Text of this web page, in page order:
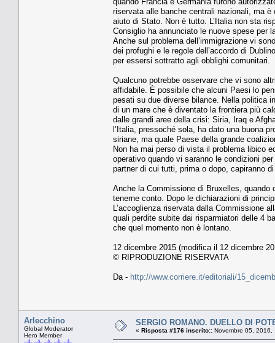
riservata alle banche centrali nazionali, ma
aiuto di Stato. Non è tutto. L’Italia non sta
Consiglio ha annunciato le nuove spese per
Anche sul problema dell’immigrazione vi
dei profughi e le regole dell’accordo di
per essersi sottratto agli obblighi comunitari.
Qualcuno potrebbe osservare che vi sono
affidabile. È possibile che alcuni Paesi lo
pesati su due diverse bilance. Nella politica
di un mare che è diventato la frontiera più
dalle grandi aree della crisi: Siria, Iraq e
l’Italia, pressoché sola, ha dato una buona
siriane, ma quale Paese della grande
Non ha mai perso di vista il problema libico
operativo quando vi saranno le condizioni
partner di cui tutti, prima o dopo, capiranno
Anche la Commissione di Bruxelles, quando
tenerne conto. Dopo le dichiarazioni di
L’accoglienza riservata dalla Commissione
quali perdite subite dai risparmiatori delle 4
che quel momento non è lontano.
12 dicembre 2015 (modifica il 12 dicembre
© RIPRODUZIONE RISERVATA
Da - http://www.corriere.it/editoriali/
Arlecchino
Global Moderator
Hero Member
SERGIO ROMANO. DUELLO DI
« Risposta #176 inserito:: Novembre 05, 2016,